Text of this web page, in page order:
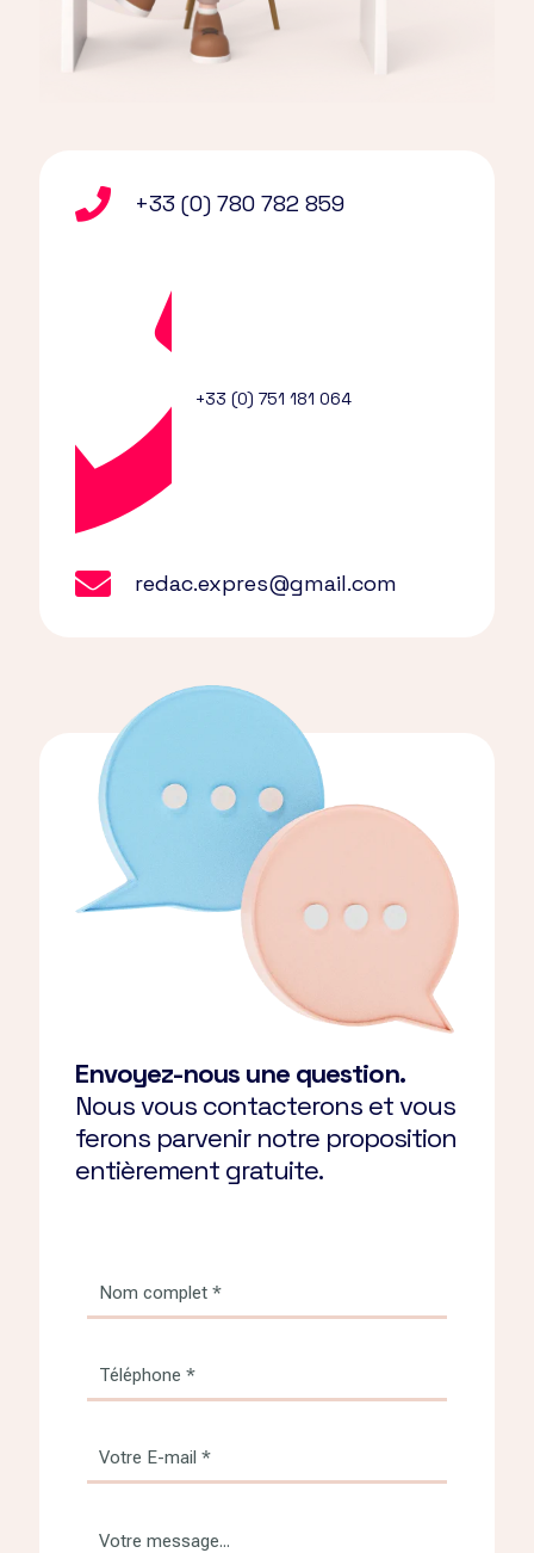
+33 (0) 780 782 859
+33 (0) 751 181 064
redac.expres@gmail.com
Envoyez-nous une question.
Nous vous contacterons et vous
ferons parvenir notre proposition
entièrement gratuite.